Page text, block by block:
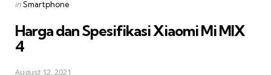
Posted
inSmartphone
Harga dan Spesifikasi Xiaomi Mi MIX
4
August 12, 2021